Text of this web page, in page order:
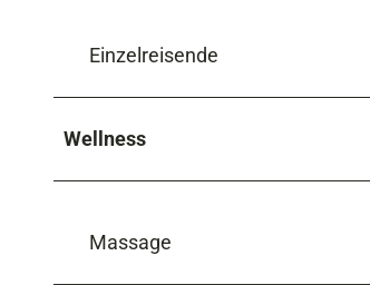
Einzelreisende
Wellness
Massage